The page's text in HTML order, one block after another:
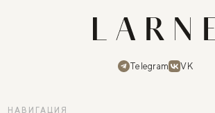
Telegram VK
НАВИГАЦИЯ